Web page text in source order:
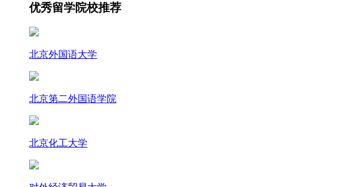
优秀留学院校推荐
北京外国语大学
北京第二外国语学院
北京化工大学